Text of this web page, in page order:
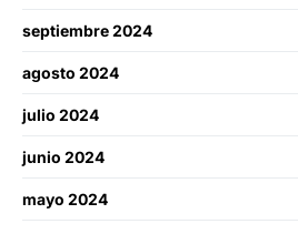
septiembre 2024
agosto 2024
julio 2024
junio 2024
mayo 2024